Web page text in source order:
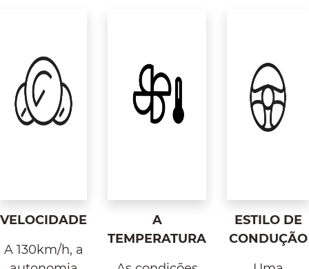
VELOCIDADE
A 130km/h, a
A
TEMPERATURA
ESTILO DE
CONDUÇÃO